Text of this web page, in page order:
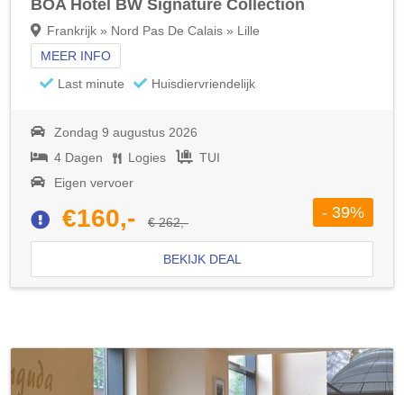
BOA Hotel BW Signature Collection
Frankrijk » Nord Pas De Calais » Lille
MEER INFO
Last minute
Huisdiervriendelijk
Zondag 9 augustus 2026
4 Dagen
Logies
TUI
Eigen vervoer
€160,- € 262,-
- 39%
BEKIJK DEAL